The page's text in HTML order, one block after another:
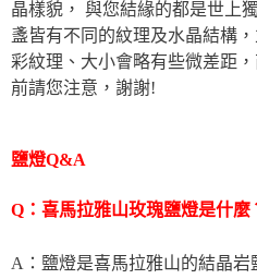
晶樣貌， 與您結緣的都是世上
盞皆有不同的紋理及水晶結構
彩紋理、大小會略有些微差距
前請您注意，謝謝!
鹽燈Q&A
Q：喜馬拉雅山玫瑰鹽燈是什麼
A：鹽燈是喜馬拉雅山的結晶